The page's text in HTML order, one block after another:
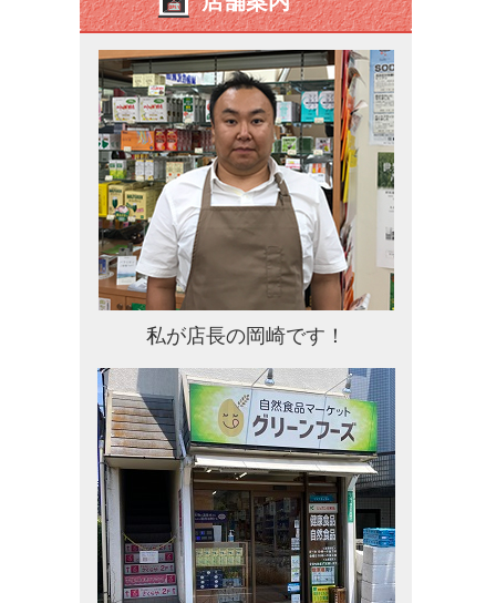
私が店長の岡崎です！